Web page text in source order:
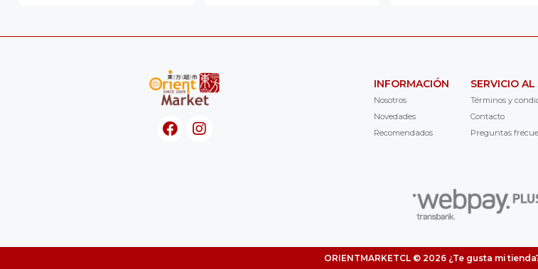
INFORMACIÓN
Nosotros
Novedades
Recomendados
SERVICIO
Términos y
Contacto
Preguntas
ORIENTMARKETCL © 2026 ¿Te gusta mi